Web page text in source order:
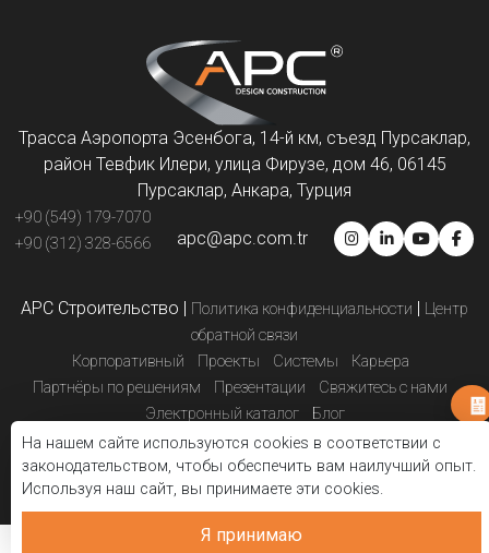
На нашем сайте используются cookies в соответствии с
законодательством, чтобы обеспечить вам наилучший опыт.
Используя наш сайт, вы принимаете эти cookies.
Я принимаю
Трасса Аэропорта Эсенбога, 14-й км, съезд Пурсаклар,
район Тевфик Илери, улица Фирузе, дом 46, 06145
Пурсаклар, Анкара, Турция
+90 (549) 179-7070
+90 (312) 328-6566
apc@apc.com.tr
APC Строительство | Политика конфиденциальности | Центр
обратной связи
Корпоративный
Проекты Системы
Карьера
Партнёры по решениям
Презентации
Свяжитесь с нами
Электронный каталог
Блог